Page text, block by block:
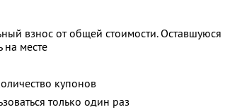
взнос от общей стоимости. Оставшуюся
на месте
купонов
только один раз